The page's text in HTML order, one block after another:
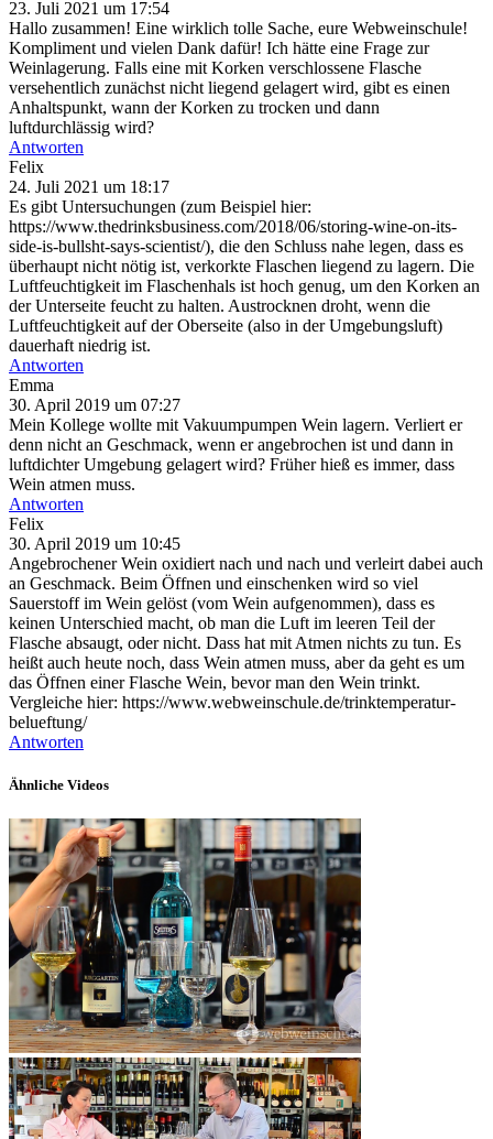
23. Juli 2021 um 17:54
Hallo zusammen! Eine wirklich tolle Sache, eure Webweinschule!
Kompliment und vielen Dank dafür! Ich hätte eine Frage zur
Weinlagerung. Falls eine mit Korken verschlossene Flasche
versehentlich zunächst nicht liegend gelagert wird, gibt es einen
Anhaltspunkt, wann der Korken zu trocken und dann
luftdurchlässig wird?
Antworten
Felix
24. Juli 2021 um 18:17
Es gibt Untersuchungen (zum Beispiel hier:
https://www.thedrinksbusiness.com/2018/06/storing-wine-on-its-
side-is-bullsht-says-scientist/), die den Schluss nahe legen, dass es
überhaupt nicht nötig ist, verkorkte Flaschen liegend zu lagern. Die
Luftfeuchtigkeit im Flaschenhals ist hoch genug, um den Korken an
der Unterseite feucht zu halten. Austrocknen droht, wenn die
Luftfeuchtigkeit auf der Oberseite (also in der Umgebungsluft)
dauerhaft niedrig ist.
Antworten
Emma
30. April 2019 um 07:27
Mein Kollege wollte mit Vakuumpumpen Wein lagern. Verliert er
denn nicht an Geschmack, wenn er angebrochen ist und dann in
luftdichter Umgebung gelagert wird? Früher hieß es immer, dass
Wein atmen muss.
Antworten
Felix
30. April 2019 um 10:45
Angebrochener Wein oxidiert nach und nach und verleirt dabei auch
an Geschmack. Beim Öffnen und einschenken wird so viel
Sauerstoff im Wein gelöst (vom Wein aufgenommen), dass es
keinen Unterschied macht, ob man die Luft im leeren Teil der
Flasche absaugt, oder nicht. Dass hat mit Atmen nichts zu tun. Es
heißt auch heute noch, dass Wein atmen muss, aber da geht es um
das Öffnen einer Flasche Wein, bevor man den Wein trinkt.
Vergleiche hier: https://www.webweinschule.de/trinktemperatur-
belueftung/
Antworten
Ähnliche Videos